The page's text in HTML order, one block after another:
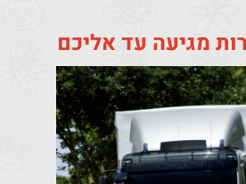
מגיעה עד אליכם